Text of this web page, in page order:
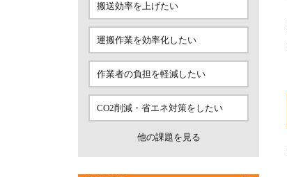
搬送効率を上げたい
運搬作業を効率化したい
作業者の負担を軽減したい
CO2削減・省エネ対策をしたい
他の課題を見る